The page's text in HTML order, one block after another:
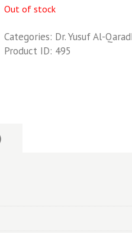
Out of stock
Categories: Dr. Yusuf Al-
Product ID: 495